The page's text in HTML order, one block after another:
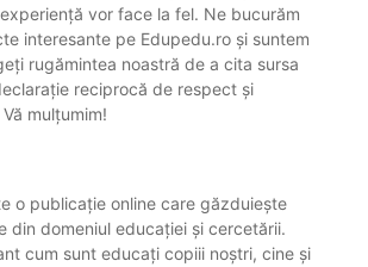
vor face la fel. Ne bucurăm
interesante pe Edupedu.ro și suntem
rugămintea noastră de a cita sursa
reciprocă de respect și
mulțumim!
o publicație online care găzduiește
din domeniul educației și cercetării.
cum sunt educați copiii noștri, cine și